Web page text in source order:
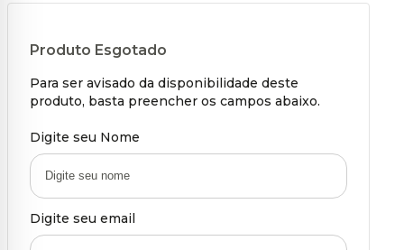
Produto Esgotado
Para ser avisado da disponibilidade deste
produto, basta preencher os campos abaixo.
Digite seu Nome
Digite seu email